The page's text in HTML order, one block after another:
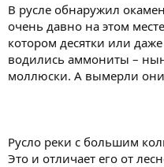
В русле обнаружил
очень давно на этом
котором десятки или
водились аммониты –
моллюски. А вымерли
Русло реки с большим
Это и отличает его от